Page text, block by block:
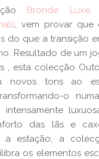
Bronde
, vem provar que
do que a transição
Resultado de um
, esta colecção
novos tons ao
o
das lãs e
a estação, a
os elementos